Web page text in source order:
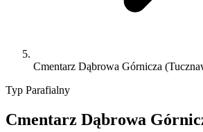
Cmentarz Dąbrowa Górnicza
Typ Parafialny
Cmentarz Dąbrowa